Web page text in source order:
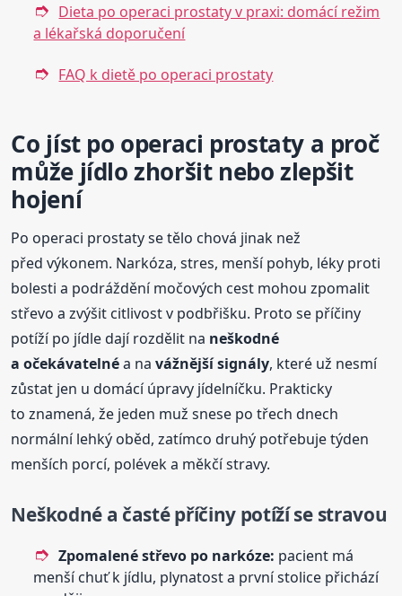
Dieta po operaci prostaty v praxi: domácí režim
a lékařská doporučení
FAQ k dietě po operaci prostaty
Co jíst po operaci prostaty a proč
může jídlo zhoršit nebo zlepšit
hojení
Po operaci prostaty se tělo chová jinak než
před výkonem. Narkóza, stres, menší pohyb, léky proti
bolesti a podráždění močových cest mohou zpomalit
střevo a zvýšit citlivost v podbřišku. Proto se příčiny
potíží po jídle dají rozdělit na neškodné
a očekávatelnéa navážnější signály, které už nesmí
zůstat jen u domácí úpravy jídelníčku. Prakticky
to znamená, že jeden muž snese po třech dnech
normální lehký oběd, zatímco druhý potřebuje týden
menších porcí, polévek a měkčí stravy.
Neškodné a časté příčiny potíží se stravou
Zpomalené střevo po narkóze: pacient má
menší chuť k jídlu, plynatost a první stolice přichází